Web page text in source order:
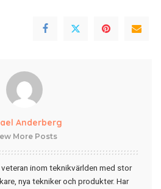
Anderberg
More Posts
inom teknikvärlden med stor
nya tekniker och produkter. Har